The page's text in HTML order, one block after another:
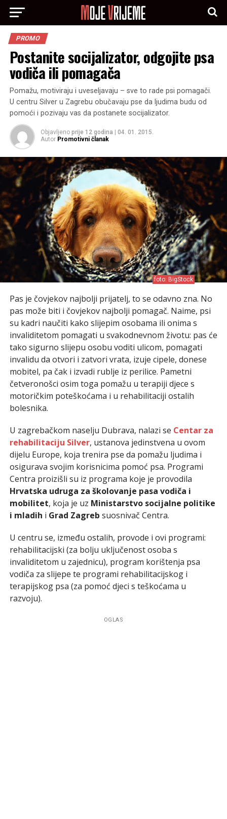
PROMO
Postanite socijalizator, odgojite psa
vodiča ili pomagača
Pomažu, motiviraju i uveseljavaju – sve to rade psi pomagači.
U centru Silver u Zagrebu obučavaju pse da ljudima budu od
pomoći i pozivaju vas da postanete socijalizator.
Objavljeno prije 12 godina
04. 01. 2015.
Autor Promotivni članak
foto: BigStock
Pas je čovjekov najbolji prijatelj, to se odavno zna. No
pas može biti i čovjekov najbolji pomagač. Naime, psi
su kadri naučiti kako slijepim osobama ili onima s
invaliditetom pomagati u svakodnevnom životu: pas će
tako sigurno slijepu osobu voditi ulicom, pomagati
invalidu da otvori i zatvori vrata, izuje cipele, donese
mobitel, pa čak i izvadi rublje iz perilice. Pametni
četveronošci osim toga pomažu u terapiji djece s
motoričkim poteškoćama i u rehabilitaciji ostalih
bolesnika.
U zagrebačkom naselju Dubrava, nalazi se Centar za
rehabilitaciju Silver, ustanova jedinstvena u ovom
dijelu Europe, koja trenira pse da pomažu ljudima i
osigurava svojim korisnicima pomoć psa. Programi
Centra proizišli su iz programa koje je provodila
Hrvatska udruga za školovanje pasa vodiča i
mobilitet, koja je uz Ministarstvo socijalne politike
i mladih i Grad Zagreb suosnivač Centra.
U centru se, između ostalih, provode i ovi programi:
rehabilitacijski (za bolju uključenost osoba s
invaliditetom u zajednicu), program korištenja psa
vodiča za slijepe te programi rehabilitacijskog i
terapijskog psa (za pomoć djeci s teškoćama u
razvoju).
OGLAS